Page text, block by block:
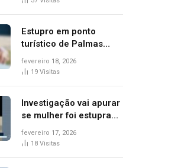
Estupro em ponto
turístico de Palmas
ocorreu em frente à
viatura e base de
fevereiro 18, 2026
19 Visitas
Investigação vai apurar
se mulher foi estuprada
na frente de base da
Guarda Metropolitana
fevereiro 17, 2026
18 Visitas